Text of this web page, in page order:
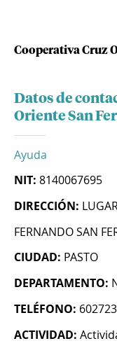
Cooperativa Cruz
Datos de
Oriente San
Ayuda
NIT: 8140067695
DIRECCIÓN:
FERNANDO SAN
CIUDAD: PASTO
DEPARTAMENTO:
TELÉFONO:
ACTIVIDAD: